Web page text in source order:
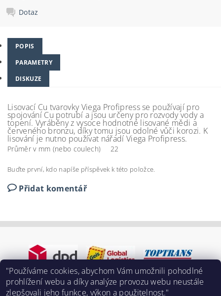
Dotaz
POPIS
PARAMETRY
DISKUZE
Lisovací Cu tvarovky Viega Profipress se používají pro
spojování Cu potrubí a jsou určeny pro rozvody vody a
topení. Vyráběny z vysoce hodnotné lisované mědi a
červeného bronzu, díky tomu jsou odolné vůči korozi. K
lisování je nutno používat nářadí Viega Profipress.
Průměr v mm (nebo coulech) 22
Buďte první, kdo napíše příspěvek k této položce.
Přidat komentář
"Používáme cookies, abychom Vám umožnili pohodlné
prohlížení webu a díky analýze provozu webu neustále
zlepšovali jeho funkce, výkon a použitelnost."